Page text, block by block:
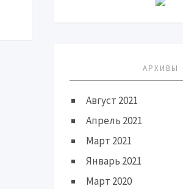
АРХИВЫ
Август 2021
Апрель 2021
Март 2021
Январь 2021
Март 2020